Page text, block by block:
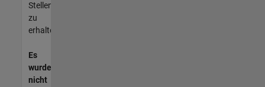
Stellenangeboten
zu
erhalten.
Es
wurden
nicht